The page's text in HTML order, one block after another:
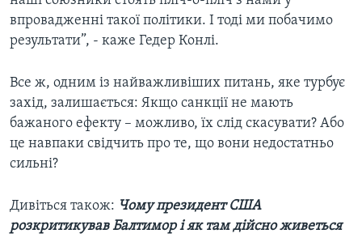
впровадженні такої політики. І тоді ми побачимо
результати”, - каже Гедер Конлі.
Все ж, одним із найважливіших питань, яке турбує
захід, залишається: Якщо санкції не мають
бажаного ефекту – можливо, їх слід скасувати? Або
це навпаки свідчить про те, що вони недостатньо
сильні?
Дивіться також: Чому президент США
розкритикував Балтимор і як там дійсно живеться